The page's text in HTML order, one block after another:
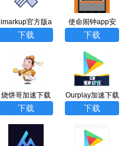
imarkup官方版a
pp
下载
使命闹钟app安
卓版（Alarmy）
下载
烧饼哥加速下载
器
下载
Ourplay加速下载
器
下载